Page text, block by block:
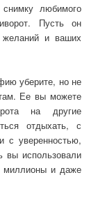
любимого
Пусть он
желаний и ваших
уберите, но не
Ее вы можете
на другие
отдыхать, с
с уверенностью,
вы использовали
и даже